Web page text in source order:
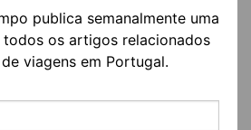
publica semanalmente uma
os artigos relacionados
viagens em Portugal.
NOVO, UMA DAS
TURÍSTICAS” DO